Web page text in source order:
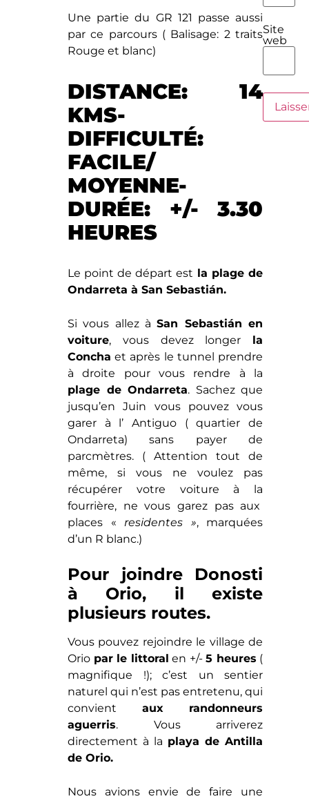
Une partie du GR 121 passe aussi
par ce parcours ( Balisage: 2 traits
Rouge et blanc)
DISTANCE: 14
KMS-
DIFFICULTÉ:
FACILE/
MOYENNE-
DURÉE: +/- 3.30
HEURES
Le point de départ est la plage de
Ondarreta à San Sebastián.
Si vous allez àSan Sebastián en
voiture, vous devez longer la
Concha et après le tunnel prendre
à droite pour vous rendre à la
plage de Ondarreta. Sachez que
jusqu’en Juin vous pouvez vous
garer à l’ Antiguo ( quartier de
Ondarreta) sans payer de
parcmètres. ( Attention tout de
même, si vous ne voulez pas
récupérer votre voiture à la
fourrière, ne vous garez pas aux
places «residentes », marquées
d’un R blanc.)
Pour joindre Donosti
à Orio, il existe
plusieurs routes.
Vous pouvez rejoindre le village de
Orio par le littoral en +/-5 heures (
magnifique !); c’est un sentier
naturel qui n’est pas entretenu, qui
convient aux randonneurs
aguerris. Vous arriverez
directement à la playa de Antilla
de Orio.
Nous avions envie de faire une
Site
web